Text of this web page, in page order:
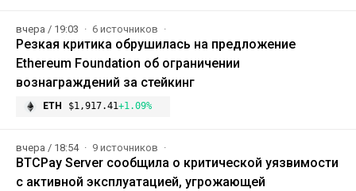
вчера / 19:03 6 источников
Резкая критика обрушилась на предложение
Ethereum Foundation об ограничении
вознаграждений за стейкинг
ETH $1,917.41+1.09%
вчера / 18:54 9 источников
BTCPay Server сообщила о критической уязвимости
с активной эксплуатацией, угрожающей